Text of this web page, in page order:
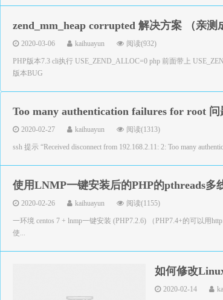
zend_mm_heap corrupted 解决方案 （亲测
2020-03-06 kaihuayun 阅读(932)
PHP版本7.3 cli执行 USE_ZEND_ALLOC=0 php 前面带上
版本BUG
Too many authentication failures for root
2020-02-27 kaihuayun 阅读(1313)
ssh 提示 “Received disconnect from 192.168.2.11: 2: Too many
使用LNMP一键安装后的PHP的pthreads多
2020-02-26 kaihuayun 阅读(1155)
一环境 centos 7 + lnmp一键安装 (PHP7.2.6) （PHP7.4+的可以用
使...
如何修改
2020-02-14